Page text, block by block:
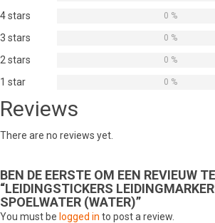
4 stars 0 %
3 stars 0 %
2 stars 0 %
1 star 0 %
Reviews
There are no reviews yet.
BEN DE EERSTE OM EEN REVIEUW
“LEIDINGSTICKERS
SPOELWATER (WATER)”
You must be logged in to post a review.